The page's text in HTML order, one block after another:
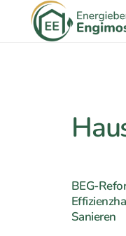
BEG-
Sanieren